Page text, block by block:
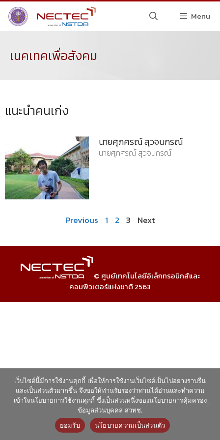
Menu
เนคเทคเพื่อสังคม
แนะนำคนเก่ง
นายศุภศรณ์ สุวจนกรณ์
นายศุภศรณ์ สุวจนกรณ์
Previous 1 2 3 Next
© ศูนย์เทคโนโลยีอิเล็กทรอนิกส์และ
คอมพิวเตอร์แห่งชาติ 2563
เว็บไซต์นี้มีการใช้งานคุกกี้ เพื่อให้การใช้งานเว็บไซต์เป็นไปอย่างราบรื่น
และเป็นส่วนตัวมากขึ้น จึงขอให้ท่านรับรองว่าท่านได้อ่านและทำความ
เข้าใจนโยบายการใช้งานคุกกี้ ซึ่งเป็นส่วนหนึ่งของนโยบายการคุ้มครอง
ข้อมูลส่วนบุคคล สวทช.
ยอมรับ
นโยบายความเป็นส่วนตัว